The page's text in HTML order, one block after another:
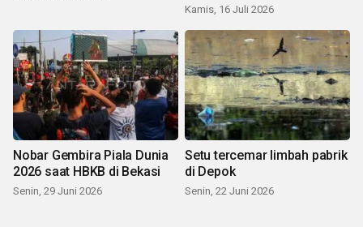
Kamis, 16 Juli 2026
Nobar Gembira Piala Dunia
2026 saat HBKB di Bekasi
Senin, 29 Juni 2026
Setu tercemar limbah pabrik
di Depok
Senin, 22 Juni 2026